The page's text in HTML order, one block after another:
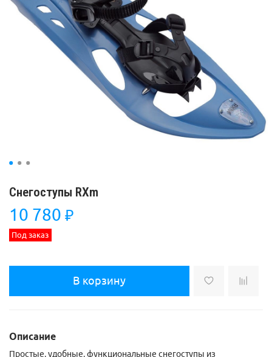
Снегоступы RXm
10 780 ₽
Под заказ
В корзину
Описание
Простые, удобные, функциональные снегоступы из